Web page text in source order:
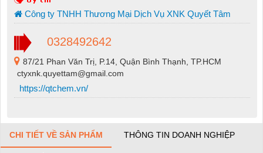
Công ty TNHH Thương Mại Dịch Vụ XNK Quyết Tâm
0328492642
87/21 Phan Văn Trị, P.14, Quận Bình Thạnh, TP.HCM
ctyxnk.quyettam@gmail.com
https://qtchem.vn/
CHI TIẾT VỀ SẢN PHẨM THÔNG TIN DOANH NGHIỆP